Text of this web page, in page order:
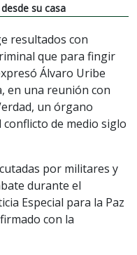
su casa
resultados con
que para fingir
Álvaro Uribe
en una reunión con
un órgano
de medio siglo
por militares y
durante el
Especial para la Paz
con la